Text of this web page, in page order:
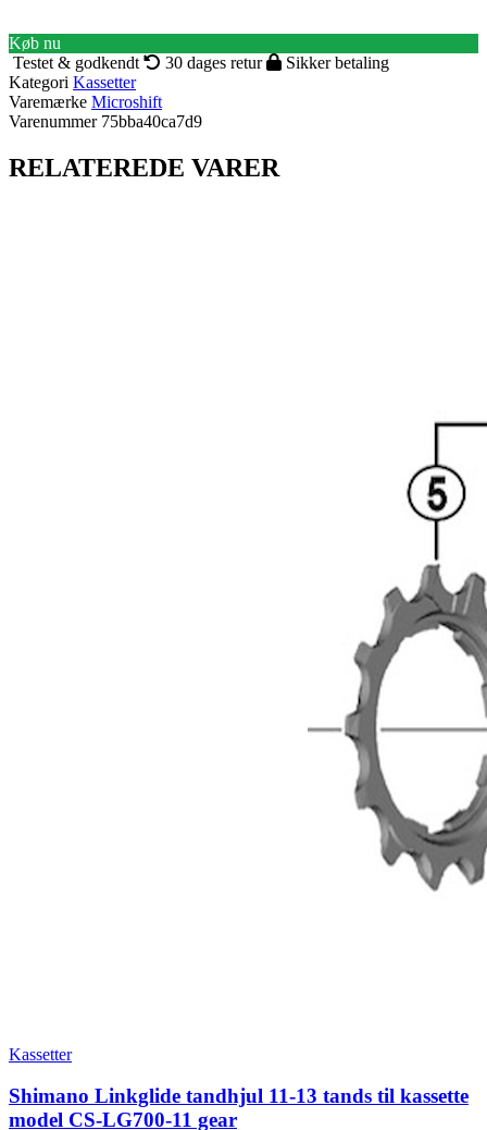
Køb nu
Testet & godkendt
30 dages retur
Sikker betaling
Kategori Kassetter
Varemærke Microshift
Varenummer 75bba40ca7d9
RELATEREDE VARER
Kassetter
Shimano Linkglide tandhjul 11-13 tands til kassette
model CS-LG700-11 gear